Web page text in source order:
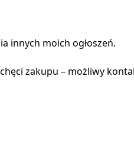
innych moich ogłoszeń.
zakupu – możliwy